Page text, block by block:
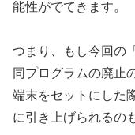
能性がでてきます。
つまり、もし今回の
同プログラムの廃止
端末をセットにした
に引き上げられるの